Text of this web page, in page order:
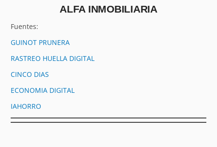
ALFA INMOBILIARIA
Fuentes:
GUINOT PRUNERA
RASTREO HUELLA DIGITAL
CINCO DIAS
ECONOMIA DIGITAL
IAHORRO